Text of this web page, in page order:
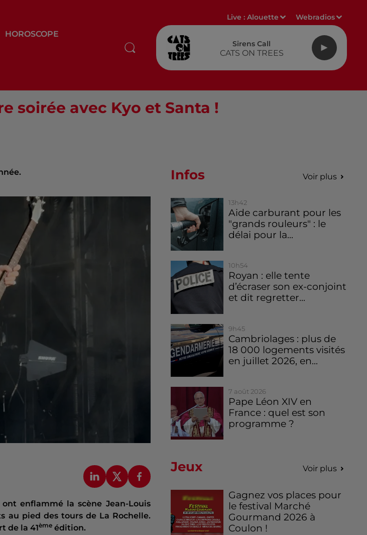
HOROSCOPE
Live :Alouette Webradios
Sirens Call
CATS ON TREES
soirée avec Kyo et Santa !
enflammé la scène Jean-Louis
au pied des tours de La Rochelle.
de la 41ème édition.
Infos Voir plus
13h42
Aide carburant pour les
"grands rouleurs" : le
délai pour la...
10h54
Royan : elle tente
d’écraser son ex-conjoint
et dit regretter...
9h45
Cambriolages : plus de
18 000 logements visités
en juillet 2026, en...
7 août 2026
Pape Léon XIV en
France : quel est son
programme ?
Jeux Voir plus
Gagnez vos places pour
le festival Marché
Gourmand 2026 à
Coulon !